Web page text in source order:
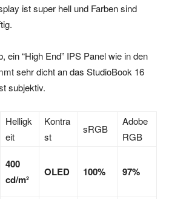
ist super hell und Farben sind
ein “High End” IPS Panel wie in den
sehr dicht an das StudioBook 16
subjektiv.
Helligk
eit
Kontra
st
sRGB
Adobe
RGB
400
cd/m²
OLED 100% 97%